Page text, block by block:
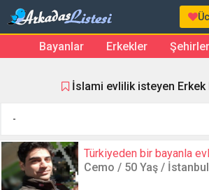
Bayanlar Erkekler Şehirler
İslami evlilik isteyen Erkek
-
Türkiyeden bir bayanla
Cemo / 50 Yaş /